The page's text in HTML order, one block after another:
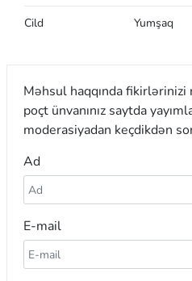
Cild Yumşaq
Məhsul haqqında fikirlərinizi
poçt ünvanınız saytda
moderasiyadan keçdikdən
Ad
E-mail